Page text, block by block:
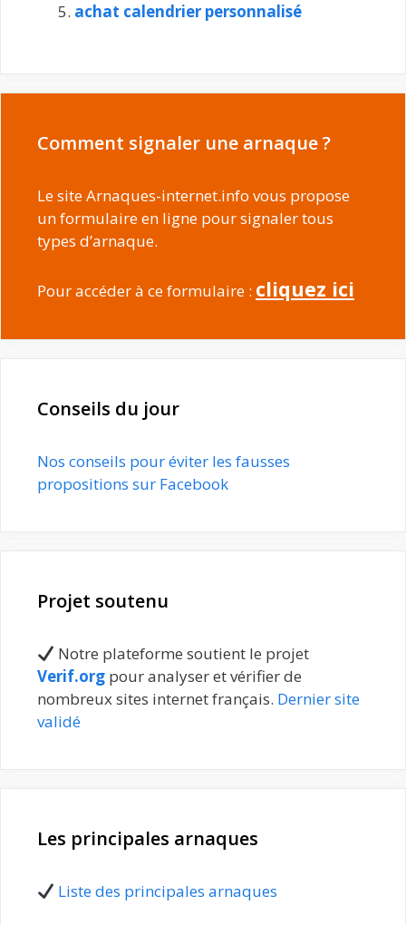
achat calendrier personnalisé
Comment signaler une arnaque ?
Le site Arnaques-internet.info vous propose
un formulaire en ligne pour signaler tous
types d’arnaque.
Pour accéder à ce formulaire : cliquez ici
Conseils du jour
Nos conseils pour éviter les fausses
propositions sur Facebook
Projet soutenu
Notre plateforme soutient le projet
Verif.org pour analyser et vérifier de
nombreux sites internet français. Dernier site
validé
Les principales arnaques
Liste des principales arnaques